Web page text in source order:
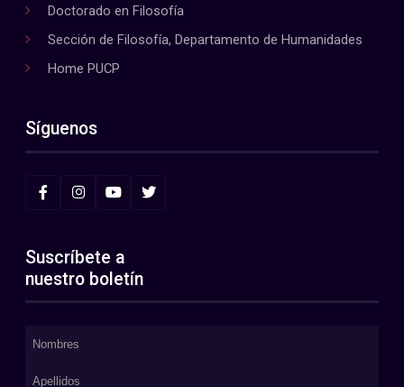
Doctorado en Filosofía
Sección de Filosofía, Departamento de Humanidades
Home PUCP
Síguenos
Suscríbete a
nuestro boletín